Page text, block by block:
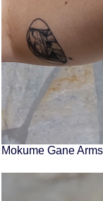
Mokume Gane